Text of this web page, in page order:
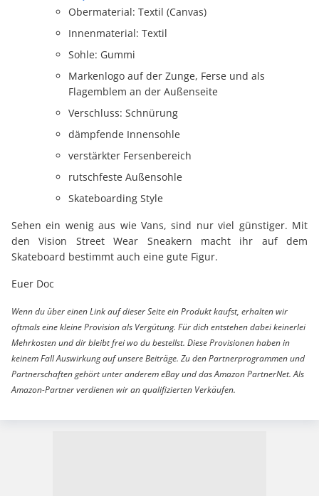
Obermaterial: Textil (Canvas)
Innenmaterial: Textil
Sohle: Gummi
Markenlogo auf der Zunge, Ferse und als
Flagemblem an der Außenseite
Verschluss: Schnürung
dämpfende Innensohle
verstärkter Fersenbereich
rutschfeste Außensohle
Skateboarding Style
Sehen ein wenig aus wie Vans, sind nur viel günstiger. Mit
den Vision Street Wear Sneakern macht ihr auf dem
Skateboard bestimmt auch eine gute Figur.
Euer Doc
Wenn du über einen Link auf dieser Seite ein Produkt kaufst, erhalten wir
oftmals eine kleine Provision als Vergütung. Für dich entstehen dabei keinerlei
Mehrkosten und dir bleibt frei wo du bestellst. Diese Provisionen haben in
keinem Fall Auswirkung auf unsere Beiträge. Zu den Partnerprogrammen und
Partnerschaften gehört unter anderem eBay und das Amazon PartnerNet. Als
Amazon-Partner verdienen wir an qualifizierten Verkäufen.